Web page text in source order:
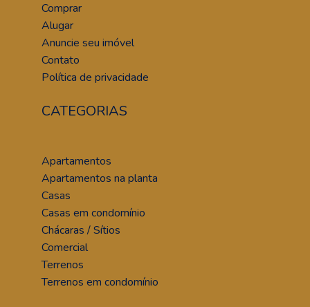
Comprar
Alugar
Anuncie seu imóvel
Contato
Política de privacidade
CATEGORIAS
Apartamentos
Apartamentos na planta
Casas
Casas em condomínio
Chácaras / Sítios
Comercial
Terrenos
Terrenos em condomínio